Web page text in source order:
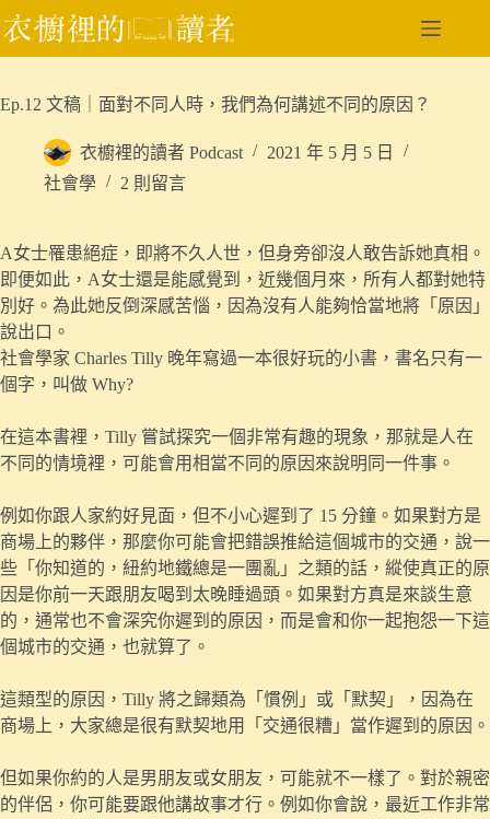
跳
至
內
Ep.12 文稿｜面對不同人時，我們為何講述不同的原因？
衣櫥裡的讀者 Podcast
2021 年 5 月 5 日
社會學
2 則留言
A女士罹患絕症，即將不久人世，但身旁卻沒人敢告訴她真相。
即便如此，A女士還是能感覺到，近幾個月來，所有人都對她特
別好。為此她反倒深感苦惱，因為沒有人能夠恰當地將「原因」
說出口。
社會學家 Charles Tilly 晚年寫過一本很好玩的小書，書名只有一
個字，叫做 Why?
在這本書裡，Tilly 嘗試探究一個非常有趣的現象，那就是人在
不同的情境裡，可能會用相當不同的原因來說明同一件事。
例如你跟人家約好見面，但不小心遲到了 15 分鐘。如果對方是
商場上的夥伴，那麼你可能會把錯誤推給這個城市的交通，說一
些「你知道的，紐約地鐵總是一團亂」之類的話，縱使真正的原
因是你前一天跟朋友喝到太晚睡過頭。如果對方真是來談生意
的，通常也不會深究你遲到的原因，而是會和你一起抱怨一下這
個城市的交通，也就算了。
這類型的原因，Tilly 將之歸類為「慣例」或「默契」，因為在
商場上，大家總是很有默契地用「交通很糟」當作遲到的原因。
但如果你約的人是男朋友或女朋友，可能就不一樣了。對於親密
的伴侶，你可能要跟他講故事才行。例如你會說，最近工作非常